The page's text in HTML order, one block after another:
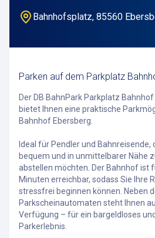
Bahnhofsplatz, 85560
Parken auf dem Parkplatz
Der DB BahnPark Parkplatz
bietet Ihnen eine praktische
Bahnhof Ebersberg.
Ideal für Pendler und Bahnreisende,
bequem und in unmittelbarer Nähe
abstellen möchten. Der Bahnhof ist
Minuten erreichbar, sodass Sie Ihre
stressfrei beginnen können. Neben
Parkscheinautomaten steht Ihnen
Verfügung – für ein bargeldloses
Parkerlebnis.